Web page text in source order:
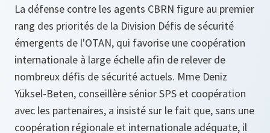
La défense contre les agents CBRN figure au premier
rang des priorités de la Division Défis de sécurité
émergents de l'OTAN, qui favorise une coopération
internationale à large échelle afin de relever de
nombreux défis de sécurité actuels. Mme Deniz
Yüksel-Beten, conseillère sénior SPS et coopération
avec les partenaires, a insisté sur le fait que, sans une
coopération régionale et internationale adéquate, il